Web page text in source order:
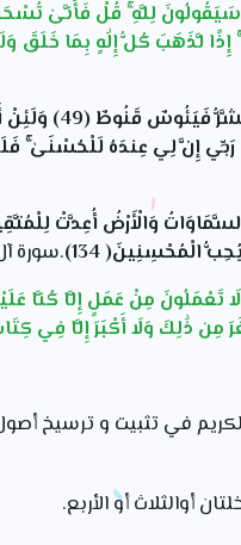
مِنْ إِلَٰهٍ ۚ إِذًا لَّذَهَبَ كُلُّ إِلَٰهٍ
"لَّا يَسْأَمُ
إِنَّ لِي عِندَهُ لَلْحُسْنَىٰ
الْمُحْسِنِينَ( 134)
.سورة آل
تَعْمَلُونَ مِنْ عَمَلٍ إِلَّا كُنَّا
ذَٰلِكَ وَلَا أَكْبَرَ إِلَّا فِي كِتَابٍ
في تثبيت و ترسيخ
أوالثلاث أو الأربع.